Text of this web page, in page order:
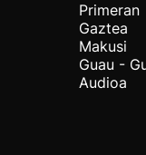
Primeran
Gaztea
Makusi
Guau -
Audioa